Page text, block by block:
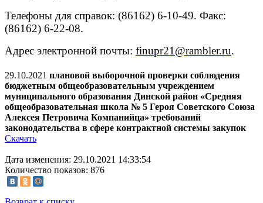
Телефоны для справок: (86162) 6-10-49. Факс:
(86162) 6-22-08.
Адрес электронной почты: finupr21@rambler.ru.
29.10.2021 плановой выборочной проверки соблюдения
бюджетным общеобразовательным учреждением
муниципального образования Динской район «Средняя
общеобразовательная школа № 5 Героя Советского Союза
Алексея Петровича Компанийца» требований
законодательства в сфере контрактной системы закупок
Скачать
Дата изменения: 29.10.2021 14:33:54
Количество показов: 876